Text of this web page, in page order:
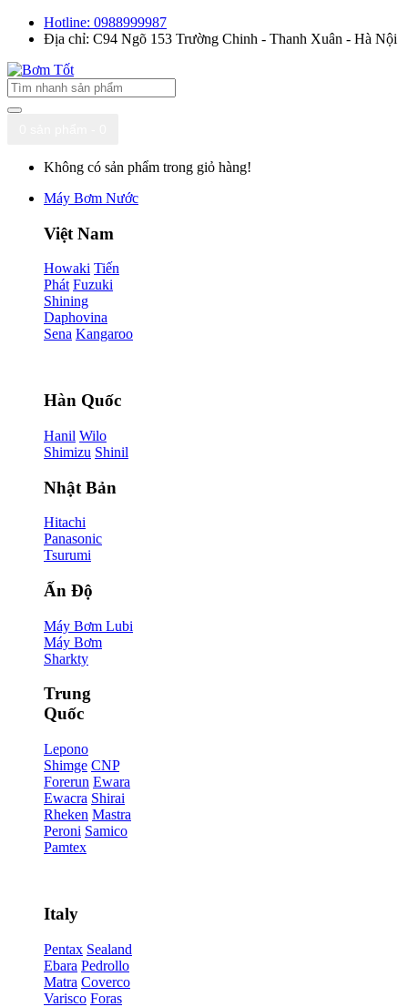
Hotline: 0988999987
Địa chỉ: C94 Ngõ 153 Trường Chinh - Thanh Xuân - Hà Nội
Không có sản phẩm trong giỏ hàng!
Máy Bơm Nước
Việt Nam
Howaki Tiến
Phát Fuzuki
Shining
Daphovina
Sena Kangaroo
Hàn Quốc
Hanil Wilo
Shimizu Shinil
Nhật Bản
Hitachi
Panasonic
Tsurumi
Ấn Độ
Máy Bơm Lubi
Máy Bơm
Sharkty
Trung
Quốc
Lepono
Shimge CNP
Forerun Ewara
Ewacra Shirai
Rheken Mastra
Peroni Samico
Pamtex
Italy
Pentax Sealand
Ebara Pedrollo
Matra Coverco
Varisco Foras